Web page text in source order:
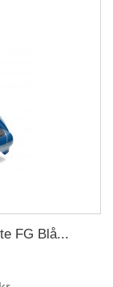
FG Blå...